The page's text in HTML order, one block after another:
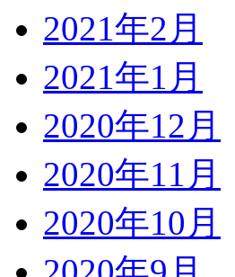
2021年2月
2021年1月
2020年12月
2020年11月
2020年10月